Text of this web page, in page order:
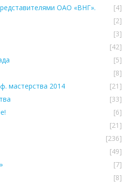
ОАО «ВНГ».
[4]
[2]
[3]
[42]
[5]
[8]
мастерства 2014
[21]
[33]
[6]
[21]
[236]
[49]
[7]
[8]